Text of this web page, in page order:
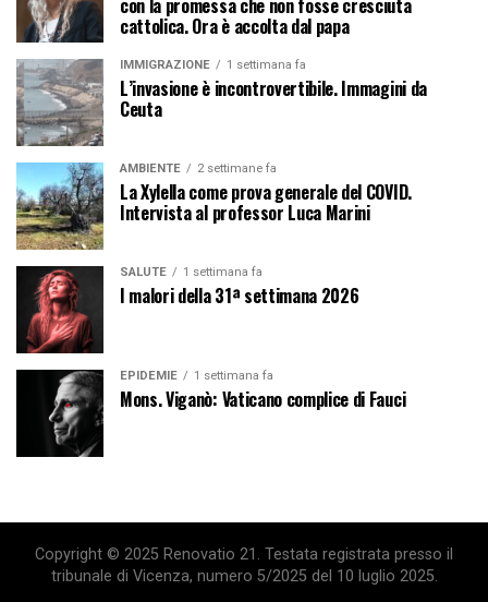
con la promessa che non fosse cresciuta
cattolica. Ora è accolta dal papa
IMMIGRAZIONE 1 settimana fa
L’invasione è incontrovertibile. Immagini da
Ceuta
AMBIENTE 2 settimane fa
La Xylella come prova generale del COVID.
Intervista al professor Luca Marini
SALUTE 1 settimana fa
I malori della 31ª settimana 2026
EPIDEMIE 1 settimana fa
Mons. Viganò: Vaticano complice di Fauci
Copyright © 2025 Renovatio 21. Testata registrata presso il
tribunale di Vicenza, numero 5/2025 del 10 luglio 2025.